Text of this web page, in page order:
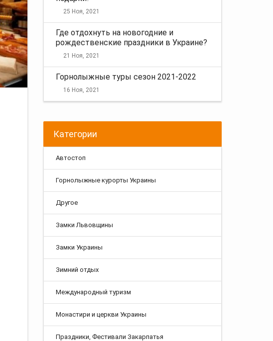
25 Ноя, 2021
Где отдохнуть на новогодние и
рождественские праздники в Украине?
21 Ноя, 2021
Горнолыжные туры сезон 2021-2022
16 Ноя, 2021
Категории
Автостоп
Горнолыжные курорты Украины
Другое
Замки Львовщины
Замки Украины
Зимний отдых
Международный туризм
Монастири и церкви Украины
Праздники, Фестивали Закарпатья